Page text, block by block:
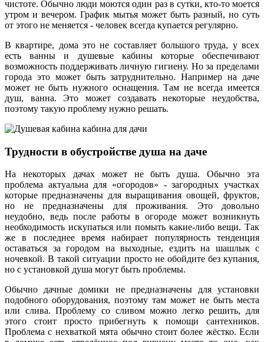
чистоте. Обычно люди моются один раз в сутки, кто-то моется
утром и вечером. График мытья может быть разный, но суть
от этого не меняется - человек всегда купается регулярно.
В квартире, дома это не составляет большого труда, у всех
есть ванны и душевые кабины которые обеспечивают
возможность поддерживать личную гигиену. Но за пределами
города это может быть затруднительно. Например на даче
может не быть нужного оснащения. Там не всегда имеется
душ, ванна. Это может создавать некоторые неудобства,
поэтому такую проблему нужно решать.
Трудности в обустройстве душа на даче
На некоторых дачах может не быть душа. Обычно эта
проблема актуальна для «огородов» - загородных участках
которые предназначены для выращивания овощей, фруктов,
но не предназначены для проживания. Это довольно
неудобно, ведь после работы в огороде может возникнуть
необходимость искупаться или помыть какие-либо вещи. Так
же в последнее время набирает популярность тенденция
оставаться за городом на выходные, ездить на шашлык с
ночевкой. В такой ситуации просто не обойдите без купания,
но с установкой душа могут быть проблемы.
Обычно дачные домики не предназначены для установки
подобного оборудования, поэтому там может не быть места
или слива. Проблему со сливом можно легко решить, для
этого стоит просто прибегнуть к помощи сантехников.
Проблема с нехваткой мята обычно стоит более жёстко. Если